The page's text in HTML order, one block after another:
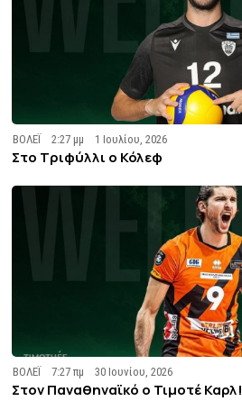
ΒΟΛΕΪ 2:27 μμ 1 Ιουλίου, 2026
Στο Tριφύλλι ο Κόλεφ
ΒΟΛΕΪ 7:27 πμ 30 Ιουνίου, 2026
Στον Παναθηναϊκό ο Τιμοτέ Καρλ!